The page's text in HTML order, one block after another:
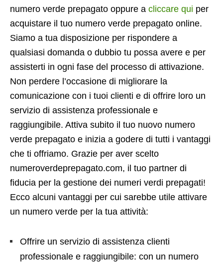
numero verde prepagato oppure a cliccare qui per
acquistare il tuo numero verde prepagato online.
Siamo a tua disposizione per rispondere a
qualsiasi domanda o dubbio tu possa avere e per
assisterti in ogni fase del processo di attivazione.
Non perdere l’occasione di migliorare la
comunicazione con i tuoi clienti e di offrire loro un
servizio di assistenza professionale e
raggiungibile. Attiva subito il tuo nuovo numero
verde prepagato e inizia a godere di tutti i vantaggi
che ti offriamo. Grazie per aver scelto
numeroverdeprepagato.com, il tuo partner di
fiducia per la gestione dei numeri verdi prepagati!
Ecco alcuni vantaggi per cui sarebbe utile attivare
un numero verde per la tua attività:
Offrire un servizio di assistenza clienti
professionale e raggiungibile: con un numero